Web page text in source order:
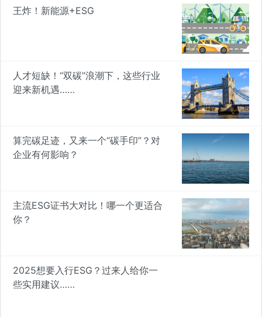
王炸！新能源+ESG
人才短缺！“双碳”浪潮下，这些行业
迎来新机遇……
算完碳足迹，又来一个“碳手印”？对
企业有何影响？
主流ESG证书大对比！哪一个更适合
你？
2025想要入行ESG？过来人给你一
些实用建议……